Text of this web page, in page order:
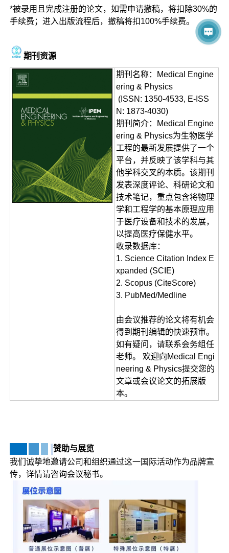
*被录用且完成注册的论文，如需申请撤稿，将扣除30%的
手续费；进入出版流程后，撤稿将扣100%手续费。
期刊资源
期刊名称：Medical Engine
ering & Physics
(ISSN: 1350-4533, E-ISS
N: 1873-4030)
期刊简介：Medical Engine
ering & Physics为生物医学
工程的最新发展提供了一个
平台，并反映了该学科与其
他学科交叉的本质。该期刊
发表深度评论、科研论文和
技术笔记，重点包含将物理
学和工程学的基本原理应用
于医疗设备和技术的发展，
以提高医疗保健水平。
收录数据库：
1. Science Citation Index E
xpanded (SCIE)
2. Scopus (CiteScore)
3. PubMed/Medline
由会议推荐的论文将有机会
得到期刊编辑的快速预审。
如有疑问，请联系会务组任
老师。 欢迎向Medical Engi
neering & Physics提交您的
文章或会议论文的拓展版
本。
赞助与展览
我们诚挚地邀请公司和组织通过这一国际活动作为品牌宣
传，详情请咨询会议秘书。